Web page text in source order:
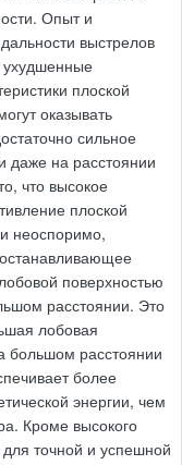
Опыт и
выстрелов
ухудшенные
плоской
оказывать
сильное
даже на расстоянии
что высокое
плоской
неоспоримо,
поверхностью
расстоянии. Это
лобовая
большом расстоянии
более
энергии, чем
Кроме высокого
точной и успешной